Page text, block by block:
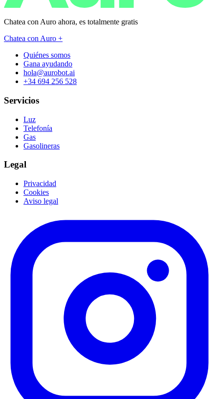
Chatea con Auro ahora, es totalmente gratis
Chatea con Auro +
Quiénes somos
Gana ayudando
hola@aurobot.ai
+34 694 256 528
Servicios
Luz
Telefonía
Gas
Gasolineras
Legal
Privacidad
Cookies
Aviso legal